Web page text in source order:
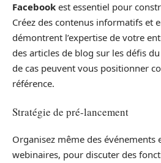
Facebook est essentiel pour
Créez des contenus informatifs et
démontrent l’expertise de votre
des articles de blog sur les défis
de cas peuvent vous positionner
référence.
Stratégie de pré-lancement
Organisez même des événements
webinaires, pour discuter des